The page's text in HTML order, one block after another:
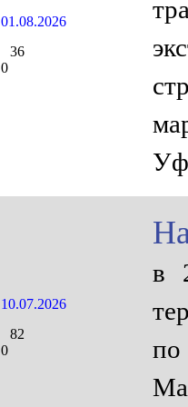
01.08.2026
36
0
10.07.2026
82
0
в